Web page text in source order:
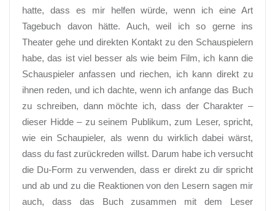
hatte, dass es mir helfen würde, wenn ich eine Art
Tagebuch davon hätte. Auch, weil ich so gerne ins
Theater gehe und direkten Kontakt zu den Schauspielern
habe, das ist viel besser als wie beim Film, ich kann die
Schauspieler anfassen und riechen, ich kann direkt zu
ihnen reden, und ich dachte, wenn ich anfange das Buch
zu schreiben, dann möchte ich, dass der Charakter –
dieser Hidde – zu seinem Publikum, zum Leser, spricht,
wie ein Schaupieler, als wenn du wirklich dabei wärst,
dass du fast zurückreden willst. Darum habe ich versucht
die Du-Form zu verwenden, dass er direkt zu dir spricht
und ab und zu die Reaktionen von den Lesern sagen mir
auch, dass das Buch zusammen mit dem Leser